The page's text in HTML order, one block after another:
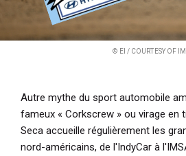
© EI / COURTESY OF
Autre mythe du sport automobile
fameux « Corkscrew » ou virage en
Seca accueille régulièrement les
nord-américains, de l'IndyCar à